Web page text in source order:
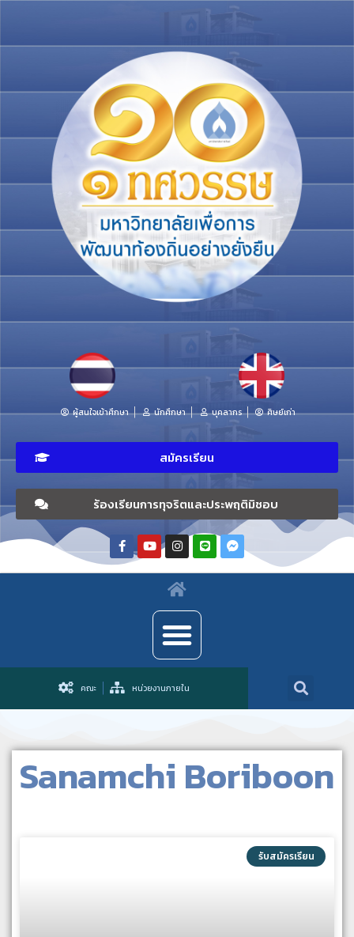
ผู้สนใจเข้าศึกษา นักศึกษา บุคลากร ศิษย์เก่า
สมัครเรียน
ร้องเรียนการทุจริตและประพฤติมิชอบ
คณะ หน่วยงานภายใน
Sanamchi Boriboon
รับสมัครเรียน